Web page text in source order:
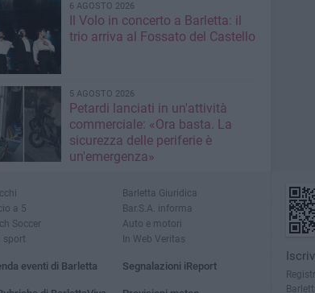
6 AGOSTO 2026
Il Volo in concerto a Barletta: il
trio arriva al Fossato del Castello
5 AGOSTO 2026
Petardi lanciati in un'attività
commerciale: «Ora basta. La
sicurezza delle periferie è
un'emergenza»
a 5
Soccer
sport
eventi di Barletta
Barletta Giuridica
Bar.S.A. informa
Auto e motori
In Web Veritas
Segnalazioni iReport